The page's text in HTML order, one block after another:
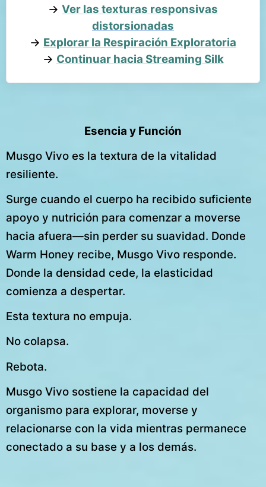
→ Ver las texturas responsivas
distorsionadas
→ Explorar la Respiración Exploratoria
→ Continuar hacia Streaming Silk
Esencia y Función
Musgo Vivo es la textura de la vitalidad
resiliente.
Surge cuando el cuerpo ha recibido suficiente
apoyo y nutrición para comenzar a moverse
hacia afuera—sin perder su suavidad. Donde
Warm Honey recibe, Musgo Vivo responde.
Donde la densidad cede, la elasticidad
comienza a despertar.
Esta textura no empuja.
No colapsa.
Rebota.
Musgo Vivo sostiene la capacidad del
organismo para explorar, moverse y
relacionarse con la vida mientras permanece
conectado a su base y a los demás.